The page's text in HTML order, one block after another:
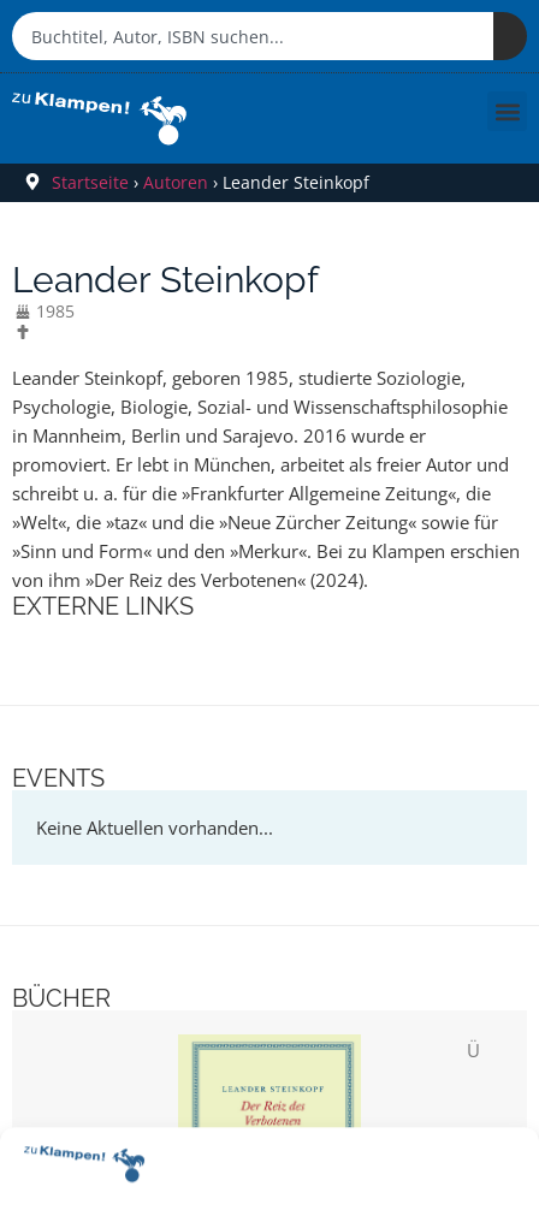
Startseite › Autoren › Leander Steinkopf
Leander Steinkopf
1985
Leander Steinkopf, geboren 1985, studierte Soziologie,
Psychologie, Biologie, Sozial- und Wissenschaftsphilosophie
in Mannheim, Berlin und Sarajevo. 2016 wurde er
promoviert. Er lebt in München, arbeitet als freier Autor und
schreibt u. a. für die »Frankfurter Allgemeine Zeitung«, die
»Welt«, die »taz« und die »Neue Zürcher Zeitung« sowie für
»Sinn und Form« und den »Merkur«. Bei zu Klampen erschien
von ihm »Der Reiz des Verbotenen« (2024).
EXTERNE LINKS
EVENTS
BÜCHER
Über